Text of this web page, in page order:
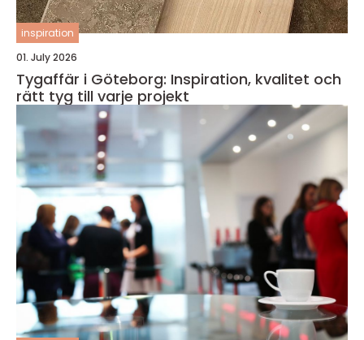
inspiration
01. July 2026
Tygaffär i Göteborg: Inspiration, kvalitet och
rätt tyg till varje projekt